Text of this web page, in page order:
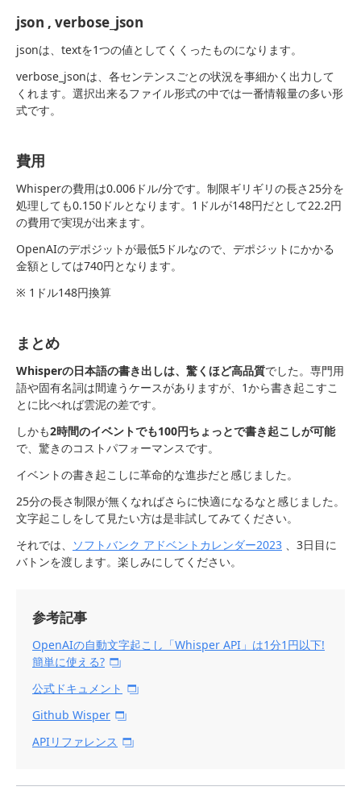
json , verbose_json
jsonは、textを1つの値としてくくったものになります。
verbose_jsonは、各センテンスごとの状況を事細かく出力して
くれます。選択出来るファイル形式の中では一番情報量の多い形
式です。
費用
Whisperの費用は0.006ドル/分です。制限ギリギリの長さ25分を
処理しても0.150ドルとなります。1ドルが148円だとして22.2円
の費用で実現が出来ます。
OpenAIのデポジットが最低5ドルなので、デポジットにかかる
金額としては740円となります。
※ 1ドル148円換算
まとめ
Whisperの日本語の書き出しは、驚くほど高品質でした。専門用
語や固有名詞は間違うケースがありますが、1から書き起こすこ
とに比べれば雲泥の差です。
しかも2時間のイベントでも100円ちょっとで書き起こしが可能
で、驚きのコストパフォーマンスです。
イベントの書き起こしに革命的な進歩だと感じました。
25分の長さ制限が無くなればさらに快適になるなと感じました。
文字起こしをして見たい方は是非試してみてください。
それでは、
ソフトバンク アドベントカレンダー2023 、3日目に
バトンを渡します。楽しみにしてください。
参考記事
OpenAIの自動文字起こし「Whisper API」は1分1円以下!
簡単に使える?
公式ドキュメント
Github Wisper
APIリファレンス